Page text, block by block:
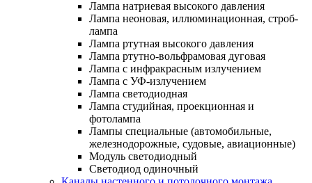
Лампа натриевая высокого давления
Лампа неоновая, иллюминационная, строб-
лампа
Лампа ртутная высокого давления
Лампа ртутно-вольфрамовая дуговая
Лампа с инфракрасным излучением
Лампа с УФ-излучением
Лампа светодиодная
Лампа студийная, проекционная и
фотолампа
Лампы специальные (автомобильные,
железнодорожные, судовые, авиационные)
Модуль светодиодный
Светодиод одиночный